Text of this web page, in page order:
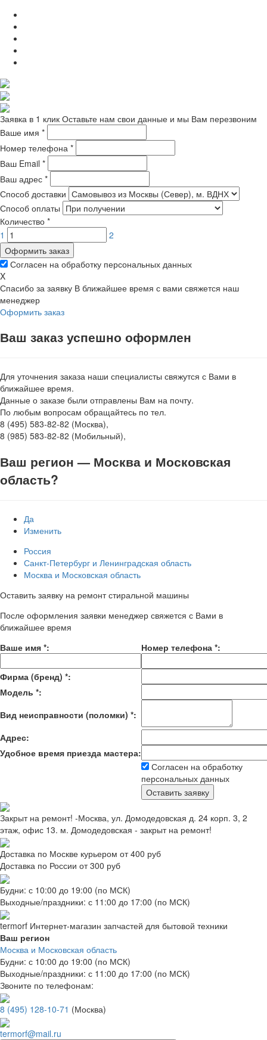
Заявка в 1 клик Оставьте нам свои данные и мы Вам перезвоним
Ваше имя *
Номер телефона *
Ваш Email *
Ваш адрес *
Способ доставки
Способ оплаты
Количество *
1
2
Оформить заказ
Согласен на обработку персональных данных
X
Спасибо за заявку В ближайшее время с вами свяжется наш
менеджер
Оформить заказ
Ваш заказ успешно оформлен
Для уточнения заказа наши специалисты свяжутся с Вами в
ближайшее время.
Данные о заказе были отправлены Вам на почту.
По любым вопросам обращайтесь по тел.
8 (495) 583-82-82 (Москва),
8 (985) 583-82-82 (Мобильный),
Ваш регион — Москва и Московская
область?
Да
Изменить
Россия
Санкт-Петербург и Ленинградская область
Москва и Московская область
Оставить заявку на ремонт стиральной машины
После оформления заявки менеджер свяжется с Вами в
ближайшее время
Ваше имя *: Номер телефона *:
Фирма (бренд) *:
Модель *:
Вид неисправности (поломки) *:
Адрес:
Удобное время приезда мастера:
Согласен на обработку
персональных данных
Закрыт на ремонт! -Москва, ул. Домодедовская д. 24 корп. 3, 2
этаж, офис 13. м. Домодедовская - закрыт на ремонт!
Доставка по Москве курьером от 400 руб
Доставка по России от 300 руб
Будни: с 10:00 до 19:00 (по МСК)
Выходные/праздники: с 11:00 до 17:00 (по МСК)
termorf Интернет-магазин запчастей для бытовой техники
Ваш регион
Москва и Московская область
Будни: с 10:00 до 19:00 (по МСК)
Выходные/праздники: с 11:00 до 17:00 (по МСК)
Звоните по телефонам:
8 (495) 128-10-71 (Москва)
termorf@mail.ru